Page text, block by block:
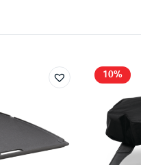
10%